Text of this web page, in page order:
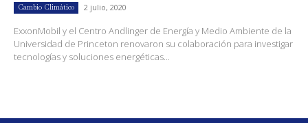
Cambio Climático 2 julio, 2020
ExxonMobil y el Centro Andlinger de Energía y Medio Ambiente de la
Universidad de Princeton renovaron su colaboración para investigar
tecnologías y soluciones energéticas...